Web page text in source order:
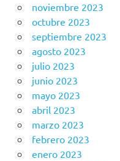
noviembre 2023
octubre 2023
septiembre 2023
agosto 2023
julio 2023
junio 2023
mayo 2023
abril 2023
marzo 2023
febrero 2023
enero 2023